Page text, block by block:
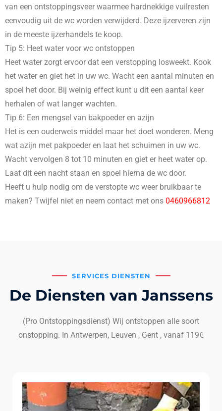
van een ontstoppingsveer waarmee hardnekkige vuilresten
eenvoudig uit de wc worden verwijderd. Deze ijzerveren zijn
in de meeste ijzerhandels te koop.
Tip 5: Heet water voor wc ontstoppen
Heet water zorgt ervoor dat een verstopping losweekt. Kook
het water en giet het in uw wc. Wacht een aantal minuten en
spoel het door. Bij weinig effect kunt u dit een aantal keer
herhalen of wat langer wachten.
Tip 6: Een mengsel van bakpoeder en azijn
Het is een ouderwets middel maar het doet wonderen. Meng
wat azijn met pakpoeder en laat het schuimen in uw wc.
Wacht vervolgen 8 tot 10 minuten en giet er heet water op.
Laat dit een nacht staan en spoel hierna de wc door.
Heeft u hulp nodig om de verstopte wc weer bruikbaar te
maken? Twijfel niet en neem contact met ons 0460966812
SERVICES DIENSTEN
De Diensten van Janssens
(Pro Ontstoppingsdienst) Wij ontstoppen alle soort
onstopping. In Antwerpen, Leuven , Gent , vanaf 119€